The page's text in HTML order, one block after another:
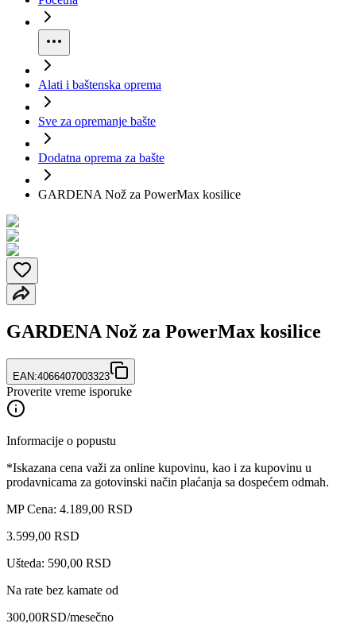
Alati i baštenska oprema
Sve za opremanje bašte
Dodatna oprema za bašte
GARDENA Nož za PowerMax kosilice
GARDENA Nož za PowerMax kosilice
EAN:4066407003323
Proverite vreme isporuke
Informacije o popustu
*Iskazana cena važi za online kupovinu, kao i za kupovinu u
prodavnicama za gotovinski način plaćanja sa dospećem odmah.
MP Cena: 4.189,00 RSD
3.599,00 RSD
Ušteda: 590,00 RSD
Na rate bez kamate od
300,00RSD/mesečno